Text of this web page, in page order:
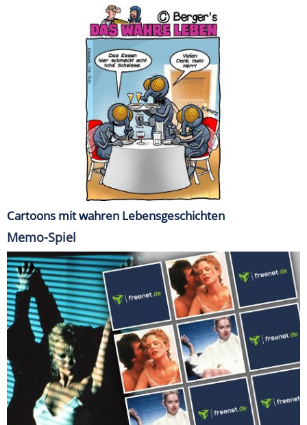
Cartoons mit wahren Lebensgeschichten
Memo-Spiel